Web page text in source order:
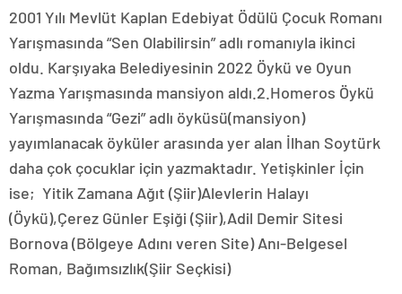
2001 Yılı Mevlüt Kaplan Edebiyat Ödülü Çocuk Romanı
Yarışmasında “Sen Olabilirsin” adlı romanıyla ikinci
oldu. Karşıyaka Belediyesinin 2022 Öykü ve Oyun
Yazma Yarışmasında mansiyon aldı.2.Homeros Öykü
Yarışmasında “Gezi” adlı öyküsü(mansiyon)
yayımlanacak öyküler arasında yer alan İlhan Soytürk
daha çok çocuklar için yazmaktadır. Yetişkinler İçin
ise; Yitik Zamana Ağıt (Şiir)Alevlerin Halayı
(Öykü),Çerez Günler Eşiği (Şiir),Adil Demir Sitesi
Bornova (Bölgeye Adını veren Site) Anı-Belgesel
Roman, Bağımsızlık(Şiir Seçkisi)